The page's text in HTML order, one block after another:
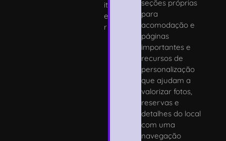
it
e
r
seções próprias
para
acomodação e
páginas
importantes e
recursos de
personalização
que ajudam a
valorizar fotos,
reservas e
detalhes do local
com uma
navegação